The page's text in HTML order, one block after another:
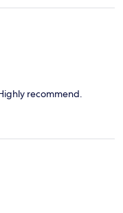
recommend.